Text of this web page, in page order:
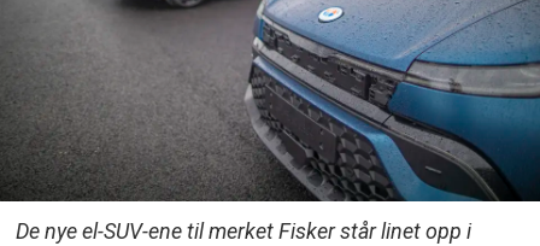
De nye el-SUV-ene til merket Fisker står linet opp i